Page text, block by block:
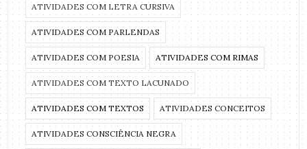
ATIVIDADES COM LETRA CURSIVA
ATIVIDADES COM PARLENDAS
ATIVIDADES COM POESIA ATIVIDADES COM RIMAS
ATIVIDADES COM TEXTO LACUNADO
ATIVIDADES COM TEXTOS ATIVIDADES CONCEITOS
ATIVIDADES CONSCIÊNCIA NEGRA